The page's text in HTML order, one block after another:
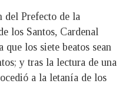
del Prefecto de la
los Santos, Cardenal
los siete beatos sean
y tras la lectura de una
a la letanía de los